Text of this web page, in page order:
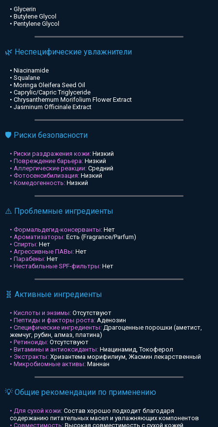
• Glycerin
• Butylene Glycol
• Pentylene Glycol
🌿 Неспецифические увлажнители
• Niacinamide
• Squalane
• Moringa Oleifera Seed Oil
• Caprylic/Capric Triglyceride
• Chrysanthemum Morifolium Flower Extract
• Jasminum Officinale Extract
🛡️ Риски безопасности
• Риски раздражения кожи: Низкий
• Повреждение барьера: Низкий
• Аллергические реакции: Средний
• Фотосенсибилизация: Низкий
• Комедогенность: Низкий
⚠️ Проблемные ингредиенты
• Формальдегид-консерванты: Нет
• Ароматизаторы: Есть (Fragrance/Parfum)
• Спирты: Нет
• Агрессивные ПАВы: Нет
• Парабены: Нет
• Нестабильные SPF-фильтры: Нет
🧬 Активные ингредиенты
• Кислоты и энзимы: Отсутствуют
• Пептиды и факторы роста: Аденозин
• Специфические ингредиенты: Драгоценные порошки (аметист,
жемчуг, рубин, алмаз, платина)
• Ретиноиды: Отсутствуют
• Витамины и антиоксиданты: Ниацинамид, Токоферол
• Экстракты: Хризантема морифилиум, Жасмин лекарственный
• Микробиомные активы: Маннан
💡 Общие рекомендации по применению
• Для сухой кожи: Состав хорошо подходит благодаря
содержанию питательных масел и увлажняющих компонентов
• Совместимость: Высокая совместимость с сухой кожей